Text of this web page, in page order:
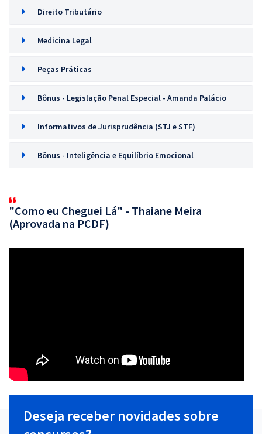
Direito Tributário
Medicina Legal
Peças Práticas
Bônus - Legislação Penal Especial - Amanda Palácio
Informativos de Jurisprudência (STJ e STF)
Bônus - Inteligência e Equilíbrio Emocional
"Como eu Cheguei Lá" - Thaiane Meira
(Aprovada na PCDF)
Deseja receber novidades sobre